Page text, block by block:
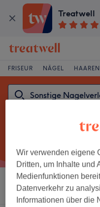
Treatwell
FRISEUR NÄGEL
Sortieren nach
Wir verwenden eigene
Dritten, um Inhalte und
Medienfunktionen
Datenverkehr zu
Informationen über die